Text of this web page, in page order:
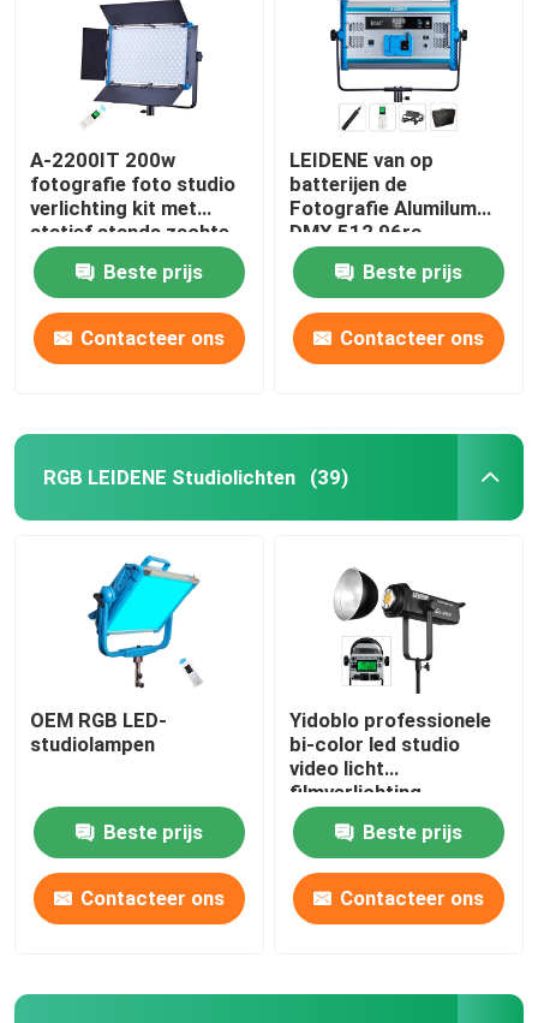
A-2200IT 200w
fotografie foto studio
verlichting kit met
statief stands zachte
led vul licht volledig
ingesteld voor live
stream
Beste prijs
Contacteer ons
LEIDENE van op
batterijen de
Fotografie Alumilum
DMX 512 96ra
Studiolichten
Beste prijs
Contacteer ons
RGB LEIDENE Studiolichten (39)
OEM RGB LED-
studiolampen
Beste prijs
Contacteer ons
Yidoblo professionele
bi-color led studio
video licht
filmverlichting
apparatuur fotovlam
met 300WBeste prijs
Contacteer ons